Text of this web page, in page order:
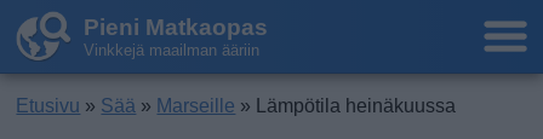
Pieni Matkaopas
Vinkkejä maailman ääriin
Etusivu » Sää » Marseille » Lämpötila heinäkuussa